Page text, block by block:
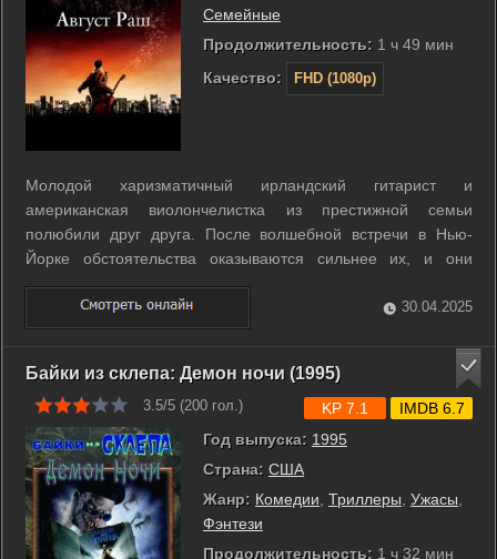
Семейные
Продолжительность: 1 ч 49 мин
Качество:
FHD (1080p)
Молодой харизматичный ирландский гитарист и
американская виолончелистка из престижной семьи
полюбили друг друга. После волшебной встречи в Нью-
Йорке обстоятельства оказываются сильнее их, и они
вынуждены расстаться. Родившийся ребёнок, Август Раш, по
столь же несчастливому стечению обстоятельств
оказывается в одном из нью-йоркских приютов. ...
30.04.2025
Байки из склепа: Демон ночи (1995)
3.5/5 (200 гол.)
Год выпуска: 1995
Страна: США
Жанр: Комедии Триллеры Ужасы
Фэнтези
Продолжительность: 1 ч 32 мин
KP 7.1 IMDB 6.7